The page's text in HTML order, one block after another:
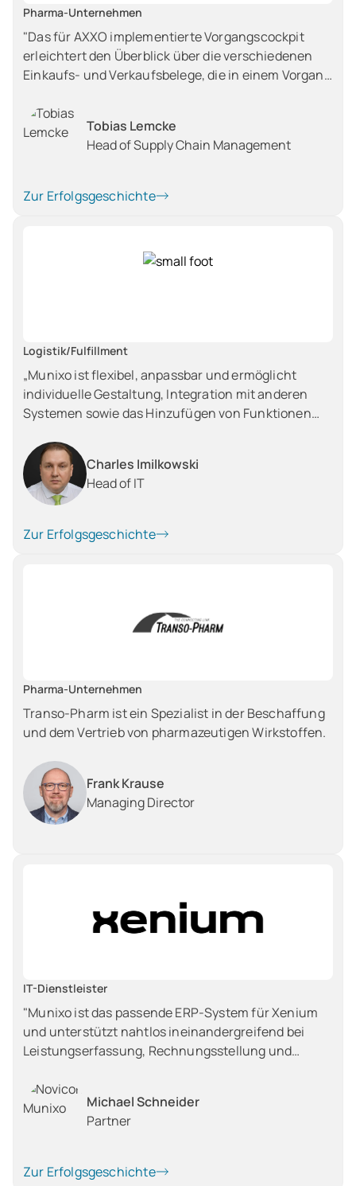
Pharma-Unternehmen
"Das für AXXO implementierte Vorgangscockpit
erleichtert den Überblick über die verschiedenen
Einkaufs- und Verkaufsbelege, die in einem Vorgang
in Verbindung mit der freien
Gestaltungsmöglichkeit zur Anpassung an die
internen Strukturen gefällt mir an Munxio
Tobias Lemcke
Head of Supply Chain Management
Zur Erfolgsgeschichte
Logistik/Fulfillment
„Munixo ist flexibel, anpassbar und ermöglicht
individuelle Gestaltung, Integration mit anderen
Systemen sowie das Hinzufügen von Funktionen
Charles Imilkowski
Head of IT
Zur Erfolgsgeschichte
Pharma-Unternehmen
Transo-Pharm ist ein Spezialist in der Beschaffung
und dem Vertrieb von pharmazeutigen Wirkstoffen.
Frank Krause
Managing Director
IT-Dienstleister
"Munixo ist das passende ERP-System für Xenium
und unterstützt nahtlos ineinandergreifend bei
Leistungserfassung, Rechnungsstellung und
Produkt funktional weiterentwickelt und dabei die
Anforderungen von Xenium in den Standard
integriert."
Michael Schneider
Partner
Zur Erfolgsgeschichte